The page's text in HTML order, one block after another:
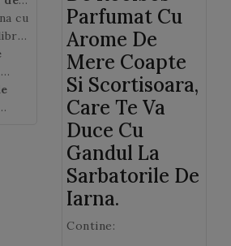
de
cu
Parfumat Cu
Arome De
Mere Coapte
Si Scortisoara,
Care Te Va
Duce Cu
Gandul La
Sarbatorile De
Iarna.
Contine: